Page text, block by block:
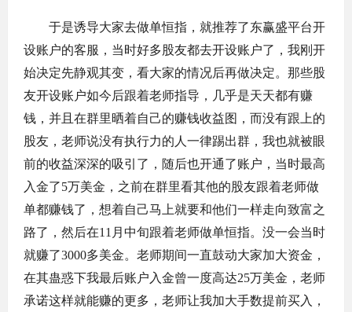
于是诱导大家去做单恒指，就推荐了东赢盛平台开
设账户的客服，当时好多股友都去开设账户了，我刚开
始决定先静观其变，看大家的情况后再做决定。那些股
友开设账户如今后跟着老师指导，几乎是天天都有赚
钱，并且在群里晒着自己的赚钱收益图，而没有跟上的
股友，老师说没有执行力的人一律踢出群，我也就被眼
前的收益深深的吸引了，随后也开通了账户，当时最高
入金了5万美金，之前在群里看其他的股友跟着老师做
单都赚钱了，想着自己马上就要和他们一样走向致富之
路了，然后在11月中旬跟着老师做单恒指。没一会当时
就赚了3000多美金。老师期间一直鼓动大家加大资金，
在其蛊惑下我最后账户入金曾一度高达25万美金，老师
承诺这样就能赚的更多，老师让我加大手数提前买入，